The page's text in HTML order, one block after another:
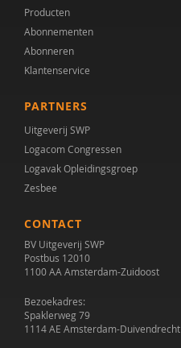
Producten
Abonnementen
Abonneren
Klantenservice
PARTNERS
Uitgeverij SWP
Logacom Congressen
Logavak Opleidingsgroep
Zesbee
CONTACT
BV Uitgeverij SWP
Postbus 12010
1100 AA Amsterdam-Zuidoost
Bezoekadres:
Spaklerweg 79
1114 AE Amsterdam-Duivendrecht